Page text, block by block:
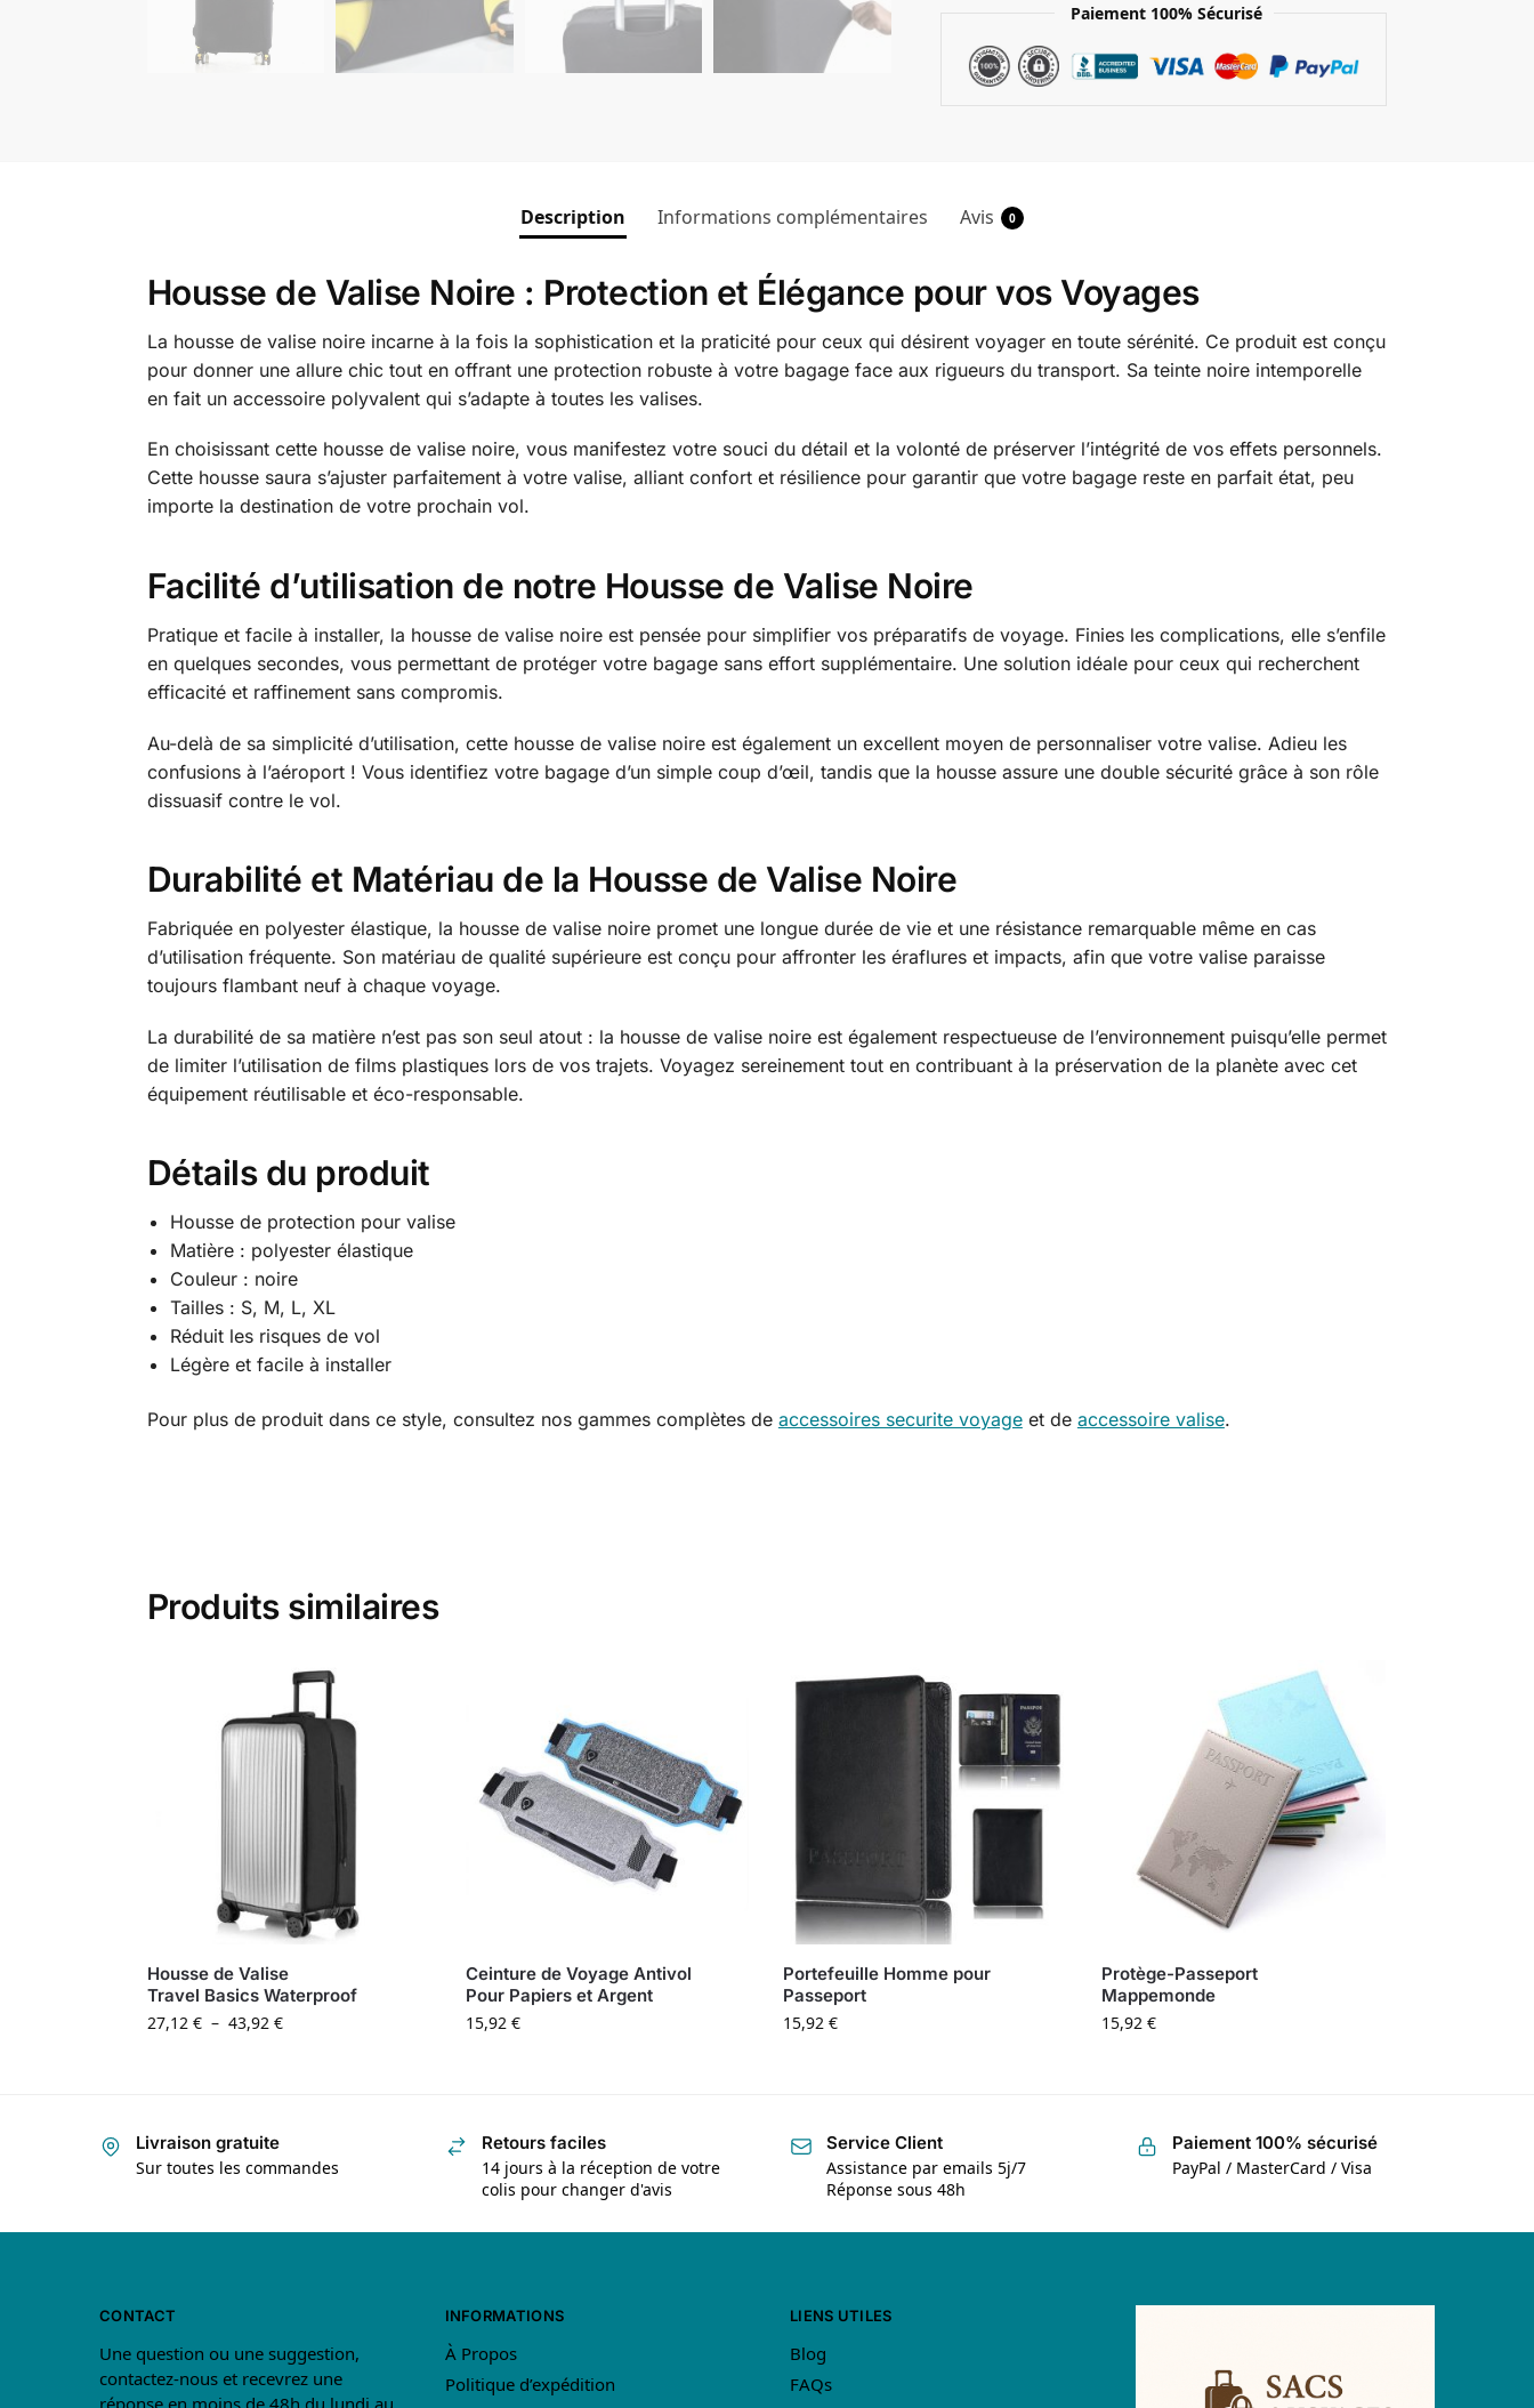
Paiement 100% Sécurisé
Description Informations complémentaires Avis 0
Housse de Valise Noire : Protection et Élégance pour vos Voyages
La housse de valise noire incarne à la fois la sophistication et la praticité pour ceux qui désirent voyager en toute sérénité. Ce produit est conçu
pour donner une allure chic tout en offrant une protection robuste à votre bagage face aux rigueurs du transport. Sa teinte noire intemporelle
en fait un accessoire polyvalent qui s’adapte à toutes les valises.
En choisissant cette housse de valise noire, vous manifestez votre souci du détail et la volonté de préserver l’intégrité de vos effets personnels.
Cette housse saura s’ajuster parfaitement à votre valise, alliant confort et résilience pour garantir que votre bagage reste en parfait état, peu
importe la destination de votre prochain vol.
Facilité d’utilisation de notre Housse de Valise Noire
Pratique et facile à installer, la housse de valise noire est pensée pour simplifier vos préparatifs de voyage. Finies les complications, elle s’enfile
en quelques secondes, vous permettant de protéger votre bagage sans effort supplémentaire. Une solution idéale pour ceux qui recherchent
efficacité et raffinement sans compromis.
Au-delà de sa simplicité d’utilisation, cette housse de valise noire est également un excellent moyen de personnaliser votre valise. Adieu les
confusions à l’aéroport ! Vous identifiez votre bagage d’un simple coup d’œil, tandis que la housse assure une double sécurité grâce à son rôle
dissuasif contre le vol.
Durabilité et Matériau de la Housse de Valise Noire
Fabriquée en polyester élastique, la housse de valise noire promet une longue durée de vie et une résistance remarquable même en cas
d’utilisation fréquente. Son matériau de qualité supérieure est conçu pour affronter les éraflures et impacts, afin que votre valise paraisse
toujours flambant neuf à chaque voyage.
La durabilité de sa matière n’est pas son seul atout : la housse de valise noire est également respectueuse de l’environnement puisqu’elle permet
de limiter l’utilisation de films plastiques lors de vos trajets. Voyagez sereinement tout en contribuant à la préservation de la planète avec cet
équipement réutilisable et éco-responsable.
Détails du produit
Housse de protection pour valise
Matière : polyester élastique
Couleur : noire
Tailles : S, M, L, XL
Réduit les risques de vol
Légère et facile à installer
Pour plus de produit dans ce style, consultez nos gammes complètes de accessoires securite voyageet de accessoire valise.
Produits similaires
Housse de Valise
Travel Basics Waterproof
27,12 € – 43,92 €
Ceinture de Voyage Antivol
Pour Papiers et Argent
15,92 €
Portefeuille Homme pour
Passeport
15,92€
Protège-Passeport
Mappemonde
15,92€
Livraison gratuite
Sur toutes les commandes
Retours faciles
14 jours à la réception de votre
colis pour changer d'avis
Service Client
Assistance par emails 5j/7
Réponse sous 48h
Paiement 100% sécurisé
PayPal / MasterCard / Visa
CONTACT
Une question ou une suggestion,
contactez-nous et recevrez une
INFORMATIONS
À Propos
Politique d’expédition
LIENS UTILES
Blog
FAQs